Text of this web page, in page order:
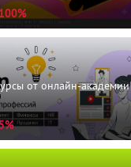
от онлайн-академии